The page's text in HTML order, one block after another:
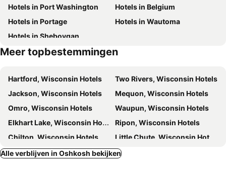
Hotels in Port Washington
Hotels in Belgium
Hotels in Portage
Hotels in Wautoma
Hotels in Sheboygan
Meer topbestemmingen
Hartford, Wisconsin Hotels
Two Rivers, Wisconsin Hotels
Jackson, Wisconsin Hotels
Mequon, Wisconsin Hotels
Omro, Wisconsin Hotels
Waupun, Wisconsin Hotels
Elkhart Lake, Wisconsin Hotels
Ripon, Wisconsin Hotels
Chilton, Wisconsin Hotels
Little Chute, Wisconsin Hotels
Plymouth, Wisconsin Hotels
De Pere, Wisconsin Hotels
Alle verblijven in Oshkosh bekijken